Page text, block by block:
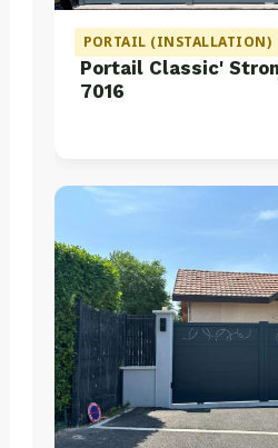
PORTAIL (INSTALLATION)
Portail Classic'
7016